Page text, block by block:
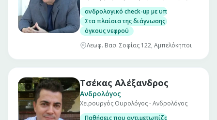
ανδρολογικό check-up με υπερηχογραφικό
Στα πλαίσια της διάγνωσης και της
όγκους νεφρού
Λεωφ. Βασ. Σοφίας 122, Αμπελόκηποι
Τσέκας Αλέξανδρος
Ανδρολόγος
Χειρουργός Ουρολόγος - Ανδρολόγος
Παθήσεις που αντιμετωπίζουμε